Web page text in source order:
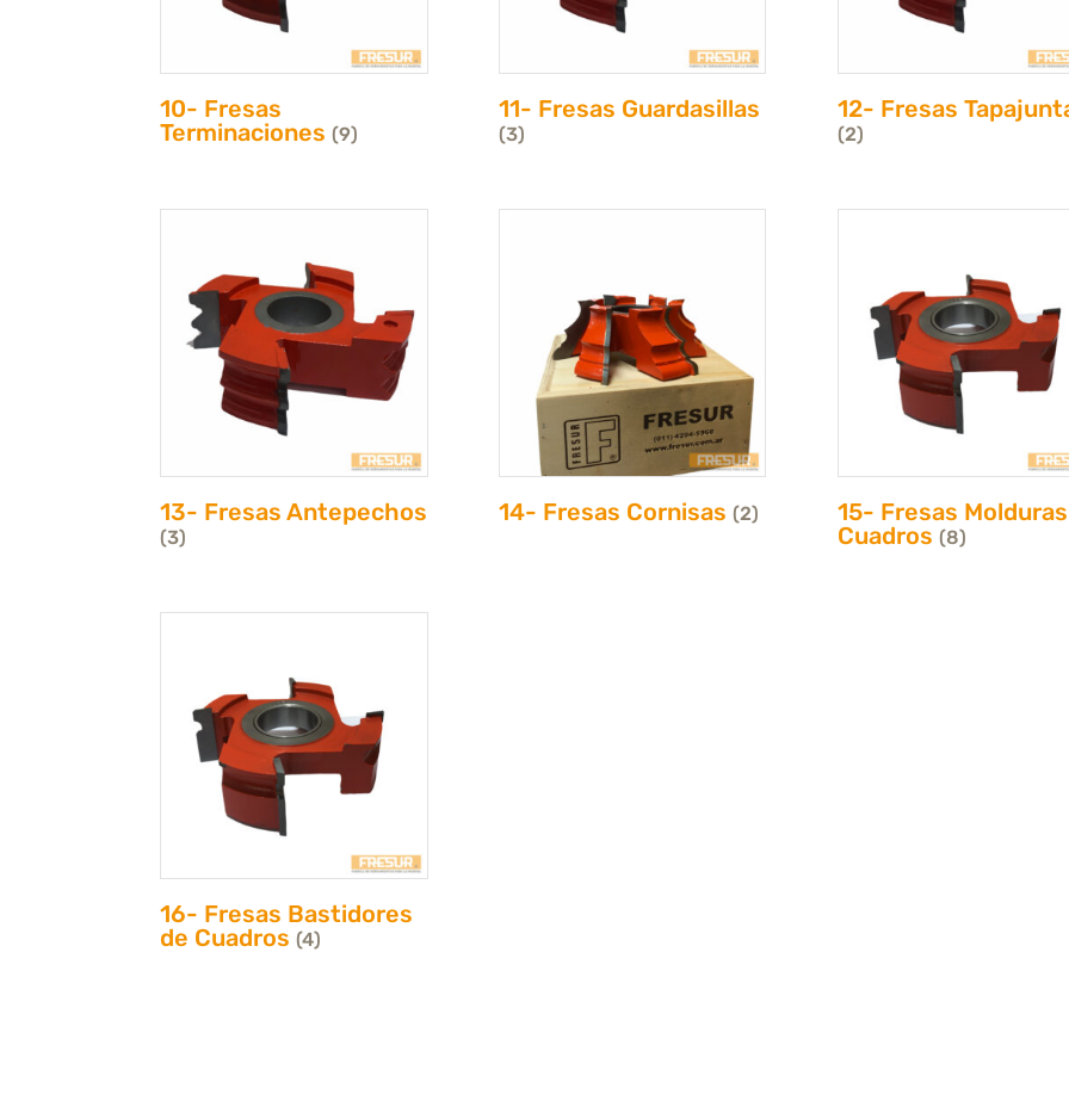
10- Fresas
Terminaciones(9)
11- Fresas Guardasillas
(3)
12- Fresas
(2)
13- Fresas Antepechos
(3)
14- Fresas Cornisas (2)
15- Fresas
Cuadros (8)
16- Fresas Bastidores
de Cuadros(4)